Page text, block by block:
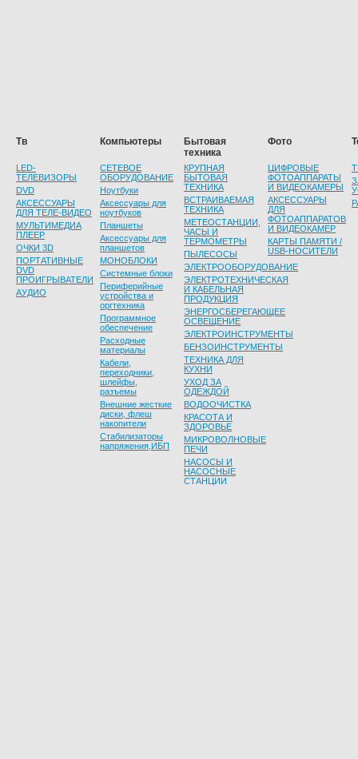
Тв
LED-
ТЕЛЕВИЗОРЫ
DVD
АКСЕССУАРЫ
ДЛЯ ТЕЛЕ-ВИДЕО
МУЛЬТИМЕДИА
ПЛЕЕР
ОЧКИ 3D
ПОРТАТИВНЫЕ
DVD
ПРОИГРЫВАТЕЛИ
АУДИО
Компьютеры
СЕТЕВОЕ
ОБОРУДОВАНИЕ
Ноутбуки
Аксессуары для
ноутбуков
Планшеты
Аксессуары для
планшетов
МОНОБЛОКИ
Системные блоки
Периферийные
устройства и
оргтехника
Программное
обеспечение
Расходные
материалы
Кабели,
переходники,
шлейфы,
разъемы
Внешние жесткие
диски, флеш
накопители
Стабилизаторы
напряжения,ИБП
Бытовая
техника
КРУПНАЯ
БЫТОВАЯ
ТЕХНИКА
ВСТРАИВАЕМАЯ
ТЕХНИКА
МЕТЕОСТАНЦИИ,
ЧАСЫ И
ТЕРМОМЕТРЫ
ПЫЛЕСОСЫ
ЭЛЕКТРООБОРУДОВАНИЕ
ЭЛЕКТРОТЕХНИЧЕСКАЯ
И КАБЕЛЬНАЯ
ПРОДУКЦИЯ
ЭНЕРГОСБЕРЕГАЮЩЕЕ
ОСВЕЩЕНИЕ
ЭЛЕКТРОИНСТРУМЕНТЫ
БЕНЗОИНСТРУМЕНТЫ
ТЕХНИКА ДЛЯ
КУХНИ
УХОД ЗА
ОДЕЖДОЙ
ВОДООЧИСТКА
КРАСОТА И
ЗДОРОВЬЕ
МИКРОВОЛНОВЫЕ
ПЕЧИ
НАСОСЫ И
НАСОСНЫЕ
СТАНЦИИ
Фото
ЦИФРОВЫЕ
ФОТОАППАРАТЫ
И ВИДЕОКАМЕРЫ
АКСЕССУАРЫ
ДЛЯ
ФОТОАППАРАТОВ
И ВИДЕОКАМЕР
КАРТЫ ПАМЯТИ /
USB-НОСИТЕЛИ